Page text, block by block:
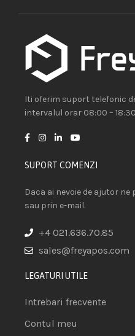
Iti oferim suport telefonic
intervalul orar 08:00 – 18:30
SUPORT COMENZI
Daca ai nevoie de ajutor
sau prin e-mail.
+4 021.636.70.85
sales@freyapos.com
LEGATURI UTILE
Intrebari frecvente
Contul meu